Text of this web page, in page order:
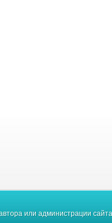
или администрации